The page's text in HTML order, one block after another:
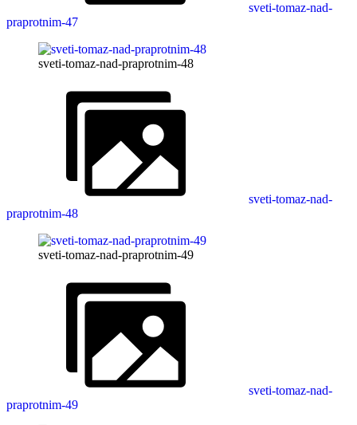
sveti-tomaz-nad-
praprotnim-47
sveti-tomaz-nad-praprotnim-48
sveti-tomaz-nad-
praprotnim-48
sveti-tomaz-nad-praprotnim-49
sveti-tomaz-nad-
praprotnim-49